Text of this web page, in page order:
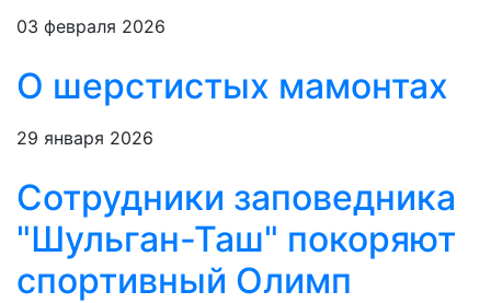
03 февраля 2026
О шерстистых мамонтах
29 января 2026
Сотрудники заповедника
"Шульган-Таш" покоряют
спортивный Олимп